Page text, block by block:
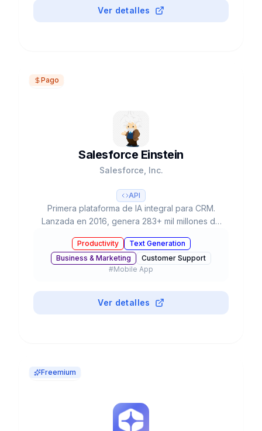
Coding Assistants
Mobile App
Ver detalles
Pago
Salesforce Einstein
Salesforce, Inc.
API
Primera plataforma de IA integral para CRM.
Lanzada en 2016, genera 283+ mil millones de
generativa) y Agentforce (agentes autónomos).
Integrado en todos los clouds de Salesforce.
Productivity
Text Generation
Business & Marketing
Customer Support
#Mobile App
Ver detalles
Freemium